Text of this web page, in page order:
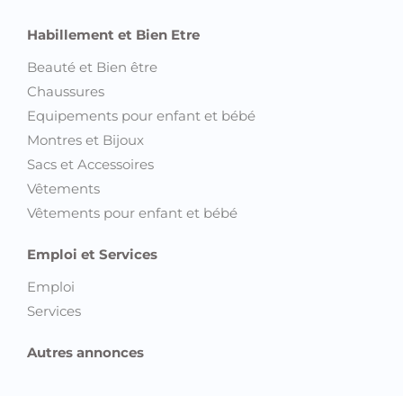
Habillement et Bien Etre
Beauté et Bien être
Chaussures
Equipements pour enfant et bébé
Montres et Bijoux
Sacs et Accessoires
Vêtements
Vêtements pour enfant et bébé
Emploi et Services
Emploi
Services
Autres annonces